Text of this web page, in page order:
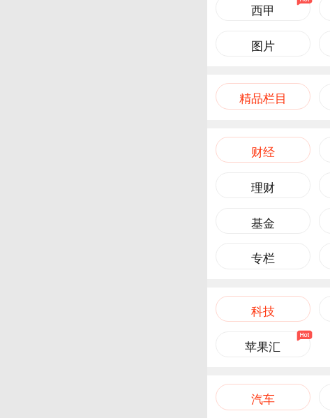
西甲
图片
精品栏目
财经
理财
基金
专栏
科技
苹果汇
汽车